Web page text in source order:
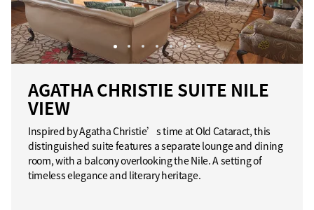
AGATHA CHRISTIE SUITE NILE
VIEW
Inspired by Agatha Christie’s time at Old Cataract, this
distinguished suite features a separate lounge and dining
room, with a balcony overlooking the Nile. A setting of
timeless elegance and literary heritage.